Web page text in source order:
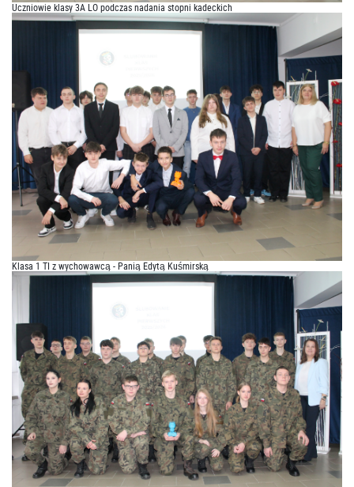
Uczniowie klasy 3A LO podczas nadania stopni kadeckich
Klasa 1 TI z wychowawcą - Panią Edytą Kuśmirską